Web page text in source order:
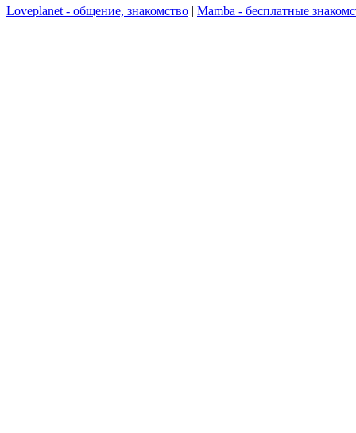
Loveplanet - общение, знакомство | Mamba - бесплатные